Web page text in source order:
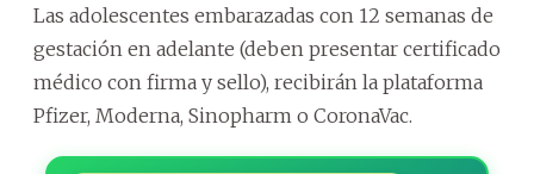
Las adolescentes embarazadas con 12 semanas de
gestación en adelante (deben presentar certificado
médico con firma y sello), recibirán la plataforma
Pfizer, Moderna, Sinopharm o CoronaVac.